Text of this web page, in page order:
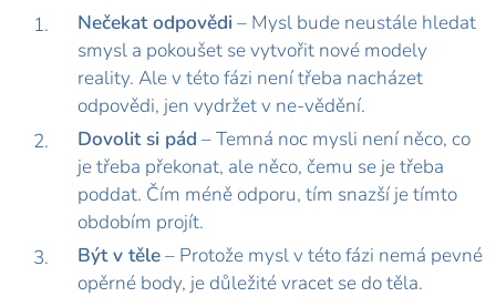
Nečekat odpovědi – Mysl bude neustále hledat
smysl a pokoušet se vytvořit nové modely
reality. Ale v této fázi není třeba nacházet
odpovědi, jen vydržet v ne-vědění.
Dovolit si pád – Temná noc mysli není něco, co
je třeba překonat, ale něco, čemu se je třeba
poddat. Čím méně odporu, tím snazší je tímto
obdobím projít.
Být v těle– Protože mysl v této fázi nemá pevné
opěrné body, je důležité vracet se do těla.